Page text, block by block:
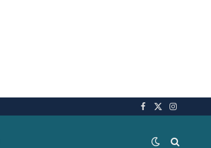
Facebook
X